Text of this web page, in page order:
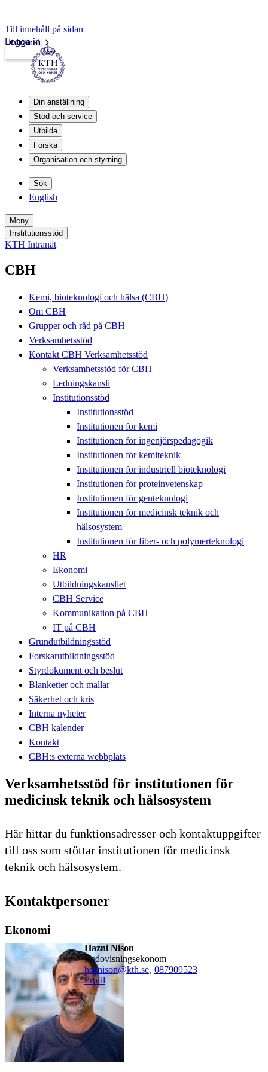
Till innehåll på sidan
Intranät
Logga in
Din anställning
Stöd och service
Utbilda
Forska
Organisation och styrning
Sök
English
Meny
Institutionsstöd
KTH Intranät
CBH
Kemi, bioteknologi och hälsa (CBH)
Om CBH
Grupper och råd på CBH
Verksamhetsstöd
Kontakt CBH Verksamhetsstöd
Verksamhetsstöd för CBH
Ledningskansli
Institutionsstöd
Institutionsstöd
Institutionen för kemi
Institutionen för ingenjörspedagogik
Institutionen för kemiteknik
Institutionen för industriell bioteknologi
Institutionen för proteinvetenskap
Institutionen för genteknologi
Institutionen för medicinsk teknik och
hälsosystem
Institutionen för fiber- och polymerteknologi
HR
Ekonomi
Utbildningskansliet
CBH Service
Kommunikation på CBH
IT på CBH
Grundutbildningsstöd
Forskarutbildningsstöd
Styrdokument och beslut
Blanketter och mallar
Säkerhet och kris
Interna nyheter
CBH kalender
Kontakt
CBH:s externa webbplats
Verksamhetsstöd för institutionen för
medicinsk teknik och hälsosystem
Här hittar du funktionsadresser och kontaktuppgifter
till oss som stöttar institutionen för medicinsk
teknik och hälsosystem.
Kontaktpersoner
Ekonomi
Hazni Nison
redovisningsekonom
haznison@kth.se, 087909523
Profil